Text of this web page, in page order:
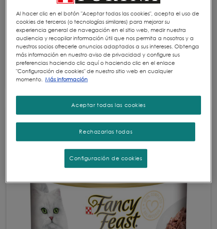
Fancy Feast® petit filets de atún
Pequeñas tiras de atún en una jugosa salsa
aterciopelada....
Al hacer clic en el botón "Aceptar todas las cookies", acepta el uso de
cookies de terceros (o tecnologías similares) para mejorar su
experiencia general de navegación en el sitio web, medir nuestra
audiencia y recopilar información útil que nos permita a nosotros y a
nuestros socios ofrecerle anuncios adaptados a sus intereses. Obtenga
más información en nuestro aviso de privacidad y configure sus
preferencias haciendo clic aquí o haciendo clic en el enlace
"Configuración de cookies" de nuestro sitio web en cualquier
momento. Más información
Rechazarlas todas
Aceptar todas las cookies
Configuración de cookies